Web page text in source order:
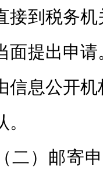
接到税务
面提出申
信息公开
（二）邮寄